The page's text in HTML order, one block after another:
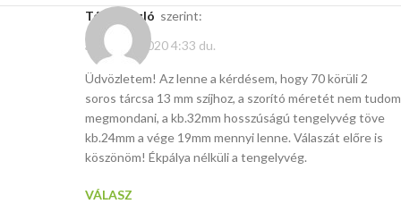
Tóth László szerint:
április 15, 2020 4:33 du.
Üdvözletem! Az lenne a kérdésem, hogy 70 körüli 2
soros tárcsa 13 mm szíjhoz, a szorító méretét nem tudom
megmondani, a kb.32mm hosszúságú tengelyvég töve
kb.24mm a vége 19mm mennyi lenne. Válaszát előre is
köszönöm! Ékpálya nélküli a tengelyvég.
VÁLASZ